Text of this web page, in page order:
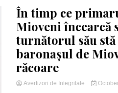
În timp ce
Mioveni încearcă
turnătorul său stă
baronașul de
răcoare
Avertizori de Integritate